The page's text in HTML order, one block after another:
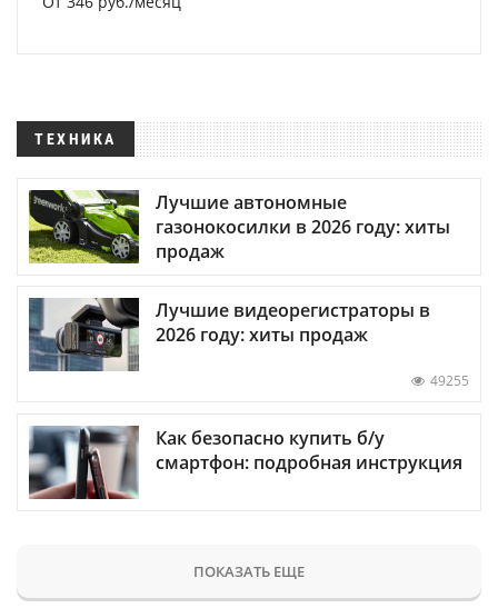
ТЕХНИКА
Лучшие автономные
газонокосилки в 2026 году: хиты
продаж
Лучшие видеорегистраторы в
2026 году: хиты продаж
49255
Как безопасно купить б/у
смартфон: подробная инструкция
ПОКАЗАТЬ ЕЩЕ